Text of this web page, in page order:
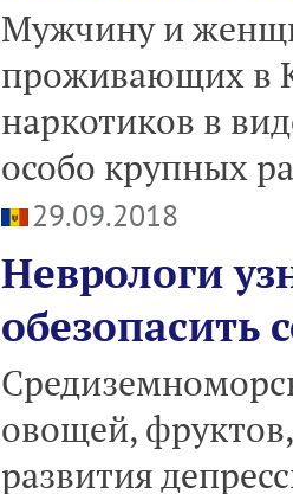
Мужчину и
проживающих в
наркотиков в
особо крупных
29.09.2018
Неврологи
обезопасить
овощей,
развития